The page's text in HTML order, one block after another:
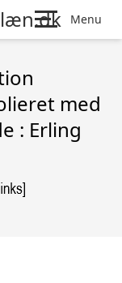
Menu
med
: Erling